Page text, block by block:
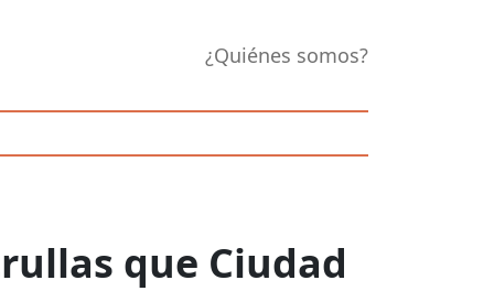
¿Quiénes somos?
que Ciudad